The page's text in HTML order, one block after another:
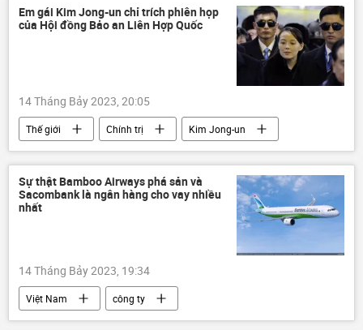
Quân sự
mìn
Em gái Kim Jong-un chỉ trích phiên họp
của Hội đồng Bảo an Liên Hợp Quốc
14 Tháng Bảy 2023, 20:05
Thế giới Chính trị
Kim Jong-un
Bắc Triều Tiên
phóng tên lửa tầm xa
Liên Hợp Quốc
Hội đồng Bảo an LHQ
Sự thật Bamboo Airways phá sản và
Sacombank là ngân hàng cho vay nhiều
nhất
14 Tháng Bảy 2023, 19:34
Việt Nam
công ty
Bamboo Airways
Sacombank